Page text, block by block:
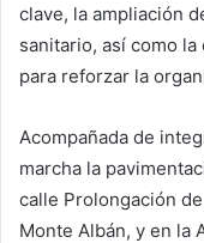
clave, la ampliación
sanitario, así como
para reforzar la
Acompañada de
marcha la
calle Prolongación
Monte Albán, y en la